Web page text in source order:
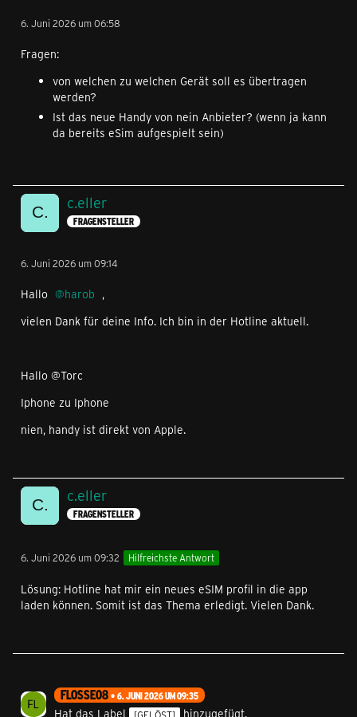
6. Juni 2026 um 06:58
Fragen:
von welchen zu welchen Gerät soll es übertragen
werden?
Ist das neue Handy von nein Anbieter? (wenn ja kann
da bereits eSim aufgespielt sein)
c.eller
FRAGENSTELLER
6. Juni 2026 um 09:14
Hallo harob ,
vielen Dank für deine Info. Ich bin in der Hotline aktuell.
Hallo @Torc
Iphone zu Iphone
nien, handy ist direkt von Apple.
c.eller
FRAGENSTELLER
6. Juni 2026 um 09:32 Hilfreichste Antwort
Lösung: Hotline hat mir ein neues eSIM profil in die app
laden können. Somit ist das Thema erledigt. Vielen Dank.
FLOSSE08 6. JUNI 2026 UM 09:35
Hat das Label [GELÖST] hinzugefügt.